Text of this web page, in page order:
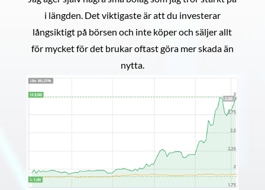
i längden. Det viktigaste är att du investerar
långsiktigt på börsen och inte köper och säljer allt
för mycket för det brukar oftast göra mer skada än
nytta.